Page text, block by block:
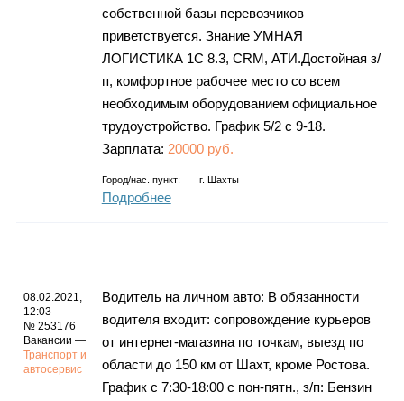
собственной базы перевозчиков
приветствуется. Знание УМНАЯ
ЛОГИСТИКА 1С 8.3, CRM, АТИ.Достойная з/
п, комфортное рабочее место со всем
необходимым оборудованием официальное
трудоустройство. График 5/2 с 9-18.
Зарплата: 20000 руб.
Город/нас. пункт: г. Шахты
Подробнее
08.02.2021,
12:03
№ 253176
Вакансии —
Транспорт и
автосервис
Водитель на личном авто: В обязанности
водителя входит: сопровождение курьеров
от интернет-магазина по точкам, выезд по
области до 150 км от Шахт, кроме Ростова.
График с 7:30-18:00 с пон-пятн., з/п: Бензин